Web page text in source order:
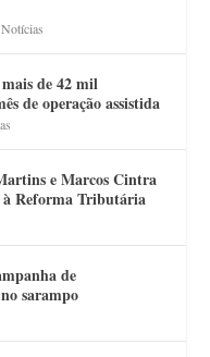
,Notícias
de 42 mil
de operação assistida
e Marcos Cintra
Reforma Tributária
de
sarampo